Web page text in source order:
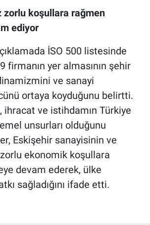
zorlu koşullara rağmen
ediyor
İSO 500 listesinde
firmanın yer almasının şehir
ve sanayi
ortaya koyduğunu belirtti.
ihracat ve istihdamın Türkiye
unsurları olduğunu
Eskişehir sanayisinin ve
ekonomik koşullara
devam ederek, ülke
sağladığını ifade etti.